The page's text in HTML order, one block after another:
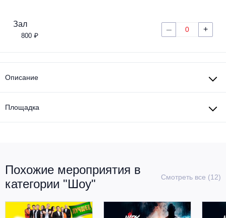
Зал
800 ₽
— 0 +
Описание
Площадка
Похожие мероприятия в
категории "Шоу"
Смотреть все (12)